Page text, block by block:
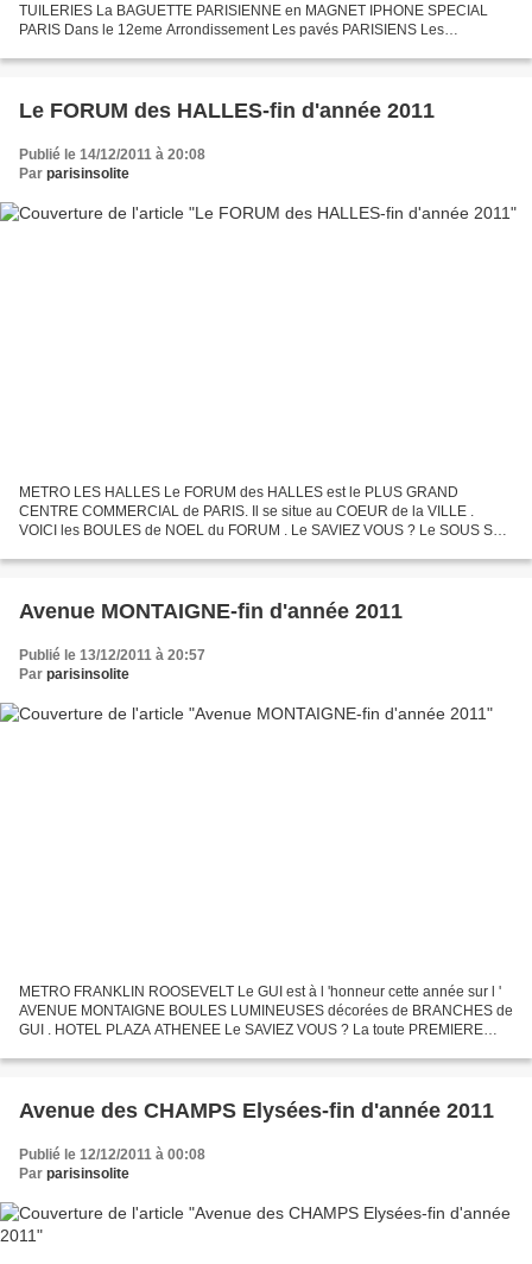
TUILERIES La BAGUETTE PARISIENNE en MAGNET IPHONE SPECIAL
PARIS Dans le 12eme Arrondissement Les pavés PARISIENS Les
TOUR FUTURISTE...
Le FORUM des HALLES-fin d'année 2011
Publié le 14/12/2011 à 20:08
Par parisinsolite
METRO LES HALLES Le FORUM des HALLES est le PLUS GRAND
CENTRE COMMERCIAL de PARIS. Il se situe au COEUR de la VILLE .
VOICI les BOULES de NOEL du FORUM . Le SAVIEZ VOUS ? Le SOUS SOL
ARTERES...
Avenue MONTAIGNE-fin d'année 2011
Publié le 13/12/2011 à 20:57
Par parisinsolite
METRO FRANKLIN ROOSEVELT Le GUI est à l 'honneur cette année sur l '
AVENUE MONTAIGNE BOULES LUMINEUSES décorées de BRANCHES de
GUI . HOTEL PLAZA ATHENEE Le SAVIEZ VOUS ? La toute PREMIERE
Avenue des CHAMPS Elysées-fin d'année 2011
Publié le 12/12/2011 à 00:08
Par parisinsolite